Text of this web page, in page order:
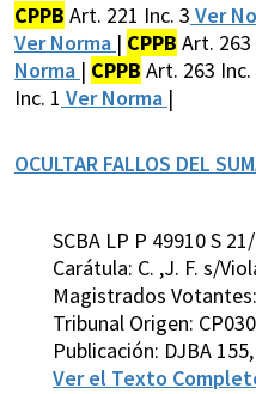
CPPB Art. 221 Inc. 3 Ver
Ver Norma | CPPB Art. 263
Norma | CPPB Art. 263 Inc.
Inc. 1 Ver Norma |
OCULTAR FALLOS DEL
SCBA LP P 49910 S
Carátula: C. ,J. F. s/
Magistrados
Tribunal Origen:
Publicación: DJBA
Ver el Texto